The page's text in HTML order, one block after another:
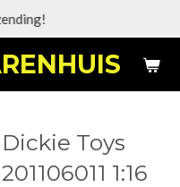
Dickie Toys
201106011 1:16